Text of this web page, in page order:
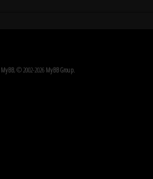
MyBB, © 2002-2026 MyBB Group.